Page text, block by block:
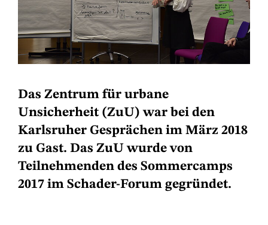
Das Zentrum für urbane
Unsicherheit (ZuU) war bei den
Karlsruher Gesprächen im März 2018
zu Gast. Das ZuU wurde von
Teilnehmenden des Sommercamps
2017 im Schader-Forum gegründet.